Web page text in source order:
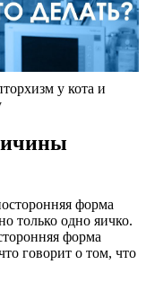
у кота и
форма
только одно яичко.
форма
говорит о том, что